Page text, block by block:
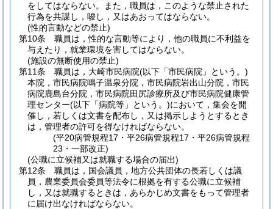
をしてはならない。
また，職員は，このような禁止された
行為を共謀し，唆し，又はあおってはならない。
(性的言動などの禁止)
第10条
職員は，性的な言動等により，他の職員に不利益を
与えたり，就業環境を害してはならない。
(施設の無断使用の禁止)
第11条
職員は，大崎市民病院(以下「市民病院」という。)
本院，市民病院鳴子温泉分院，市民病院岩出山分院，市民
病院鹿島台分院，市民病院田尻診療所及び市民病院健康管
理センター(以下「病院等」という。)において，集会を開
催し，若しくは文書を配布し，又は掲示しようとするとき
は，管理者の許可を得なければならない。
(平20病管規程17・平26病管規程17・平26病管規程
23・一部改正)
(公職に立候補又は就職する場合の届出)
第12条
職員は，国会議員，地方公共団体の長若しくは議
員，農業委員会委員等法令に根拠を有する公職に立候補
し，又は就職するときは，あらかじめ文書をもって管理者
に届け出なければならない。